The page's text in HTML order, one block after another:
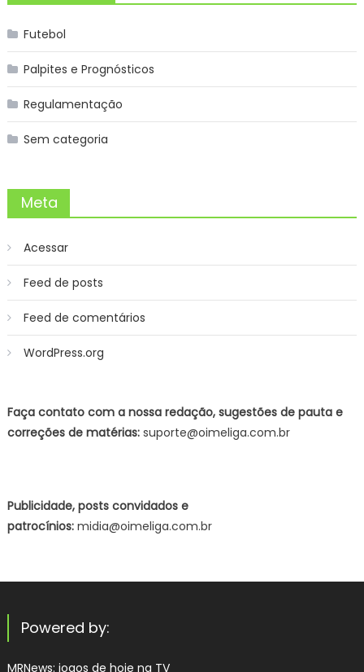
Futebol
Palpites e Prognósticos
Regulamentação
Sem categoria
Meta
Acessar
Feed de posts
Feed de comentários
WordPress.org
Faça contato com a nossa redação, sugestões de pauta e
correções de matérias:suporte@oimeliga.com.br
Publicidade, posts convidados e
patrocínios:midia@oimeliga.com.br
Powered by:
MRNews: jogos de hoje na TV